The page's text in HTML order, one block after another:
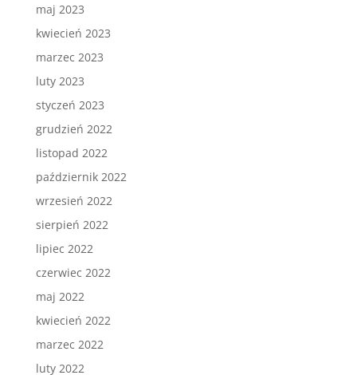
maj 2023
kwiecień 2023
marzec 2023
luty 2023
styczeń 2023
grudzień 2022
listopad 2022
październik 2022
wrzesień 2022
sierpień 2022
lipiec 2022
czerwiec 2022
maj 2022
kwiecień 2022
marzec 2022
luty 2022